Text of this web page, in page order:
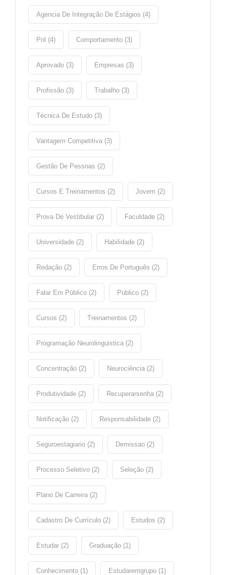
Agencia De Integração De Estágios (4)
Pnl (4) Comportamento (3)
Aprovado (3) Empresas (3)
Profissão (3) Trabalho (3)
Técnica De Estudo (3)
Vantagem Competitiva (3)
Gestão De Pessoas (2)
Cursos E Treinamentos (2) Jovem (2)
Prova De Vestibular (2) Faculdade (2)
Universidade (2) Habilidade (2)
Redação (2) Erros De Português (2)
Falar Em Público (2) Público (2)
Cursos (2) Treinamentos (2)
Programação Neurolinguistica (2)
Concentração (2) Neurociência (2)
Produtividade (2) Recuperarsenha (2)
Notificação (2) Responsabilidade (2)
Seguroestagiario (2) Demissao (2)
Processo Seletivo (2) Seleção (2)
Plano De Carreira (2)
Cadastro De Currículo (2) Estudos (2)
Estudar (2) Graduação (1)
Conhecimento (1) Estudaremgrupo (1)